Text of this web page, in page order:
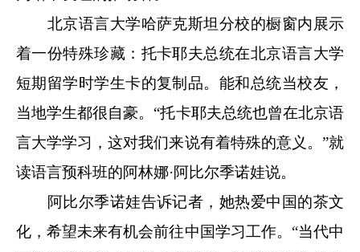
北京语言大学哈萨克斯坦分校的橱窗内展示
着一份特殊珍藏：托卡耶夫总统在北京语言大学
短期留学时学生卡的复制品。能和总统当校友，
当地学生都很自豪。“托卡耶夫总统也曾在北京语
言大学学习，这对我们来说有着特殊的意义。”就
读语言预科班的阿林娜·阿比尔季诺娃说。
阿比尔季诺娃告诉记者，她热爱中国的茶文
化，希望未来有机会前往中国学习工作。“当代中